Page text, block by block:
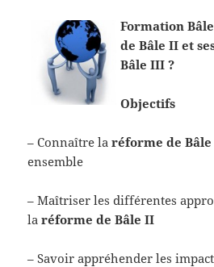
Formation
de Bâle II et
Bâle III ?
Objectifs
– Connaître laréforme de
ensemble
– Maîtriser les différentes
laréforme de Bâle II
– Savoir appréhender les